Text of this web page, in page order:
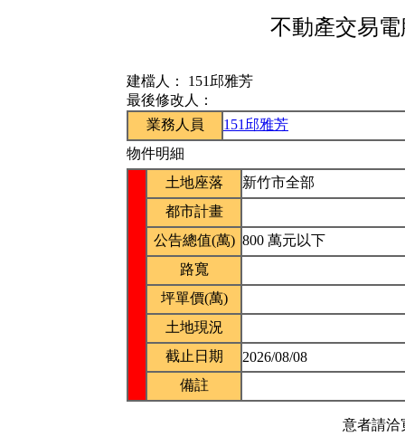
不動產交易
建檔人： 151邱雅芳
最後修改人：
業務人員
151邱雅芳
物件明細
土地座落
新竹市全部
都市計畫
公告總值(萬) 800 萬元以下
路寬
坪單價(萬)
土地現況
截止日期
2026/08/08
備註
意者請洽